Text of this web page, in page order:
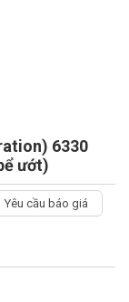
6330
ướt)
Yêu cầu báo giá